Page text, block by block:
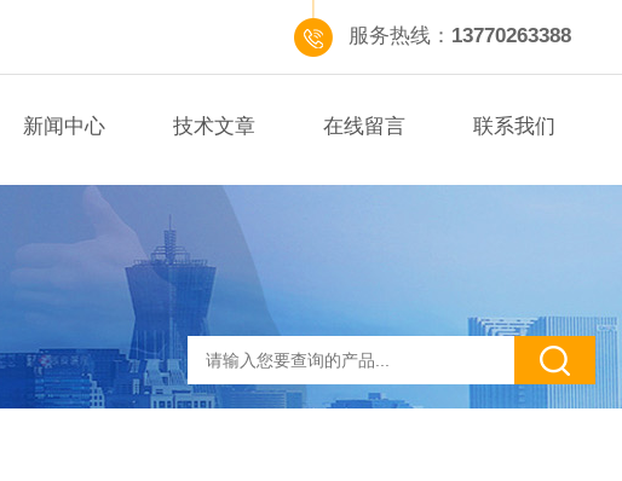
服务热线： 13770263388
新闻中心 技术文章 在线留言 联系我们